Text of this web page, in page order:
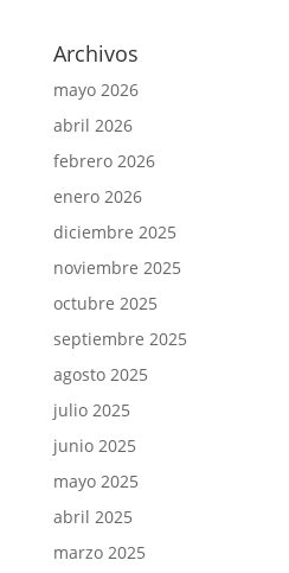
Archivos
mayo 2026
abril 2026
febrero 2026
enero 2026
diciembre 2025
noviembre 2025
octubre 2025
septiembre 2025
agosto 2025
julio 2025
junio 2025
mayo 2025
abril 2025
marzo 2025